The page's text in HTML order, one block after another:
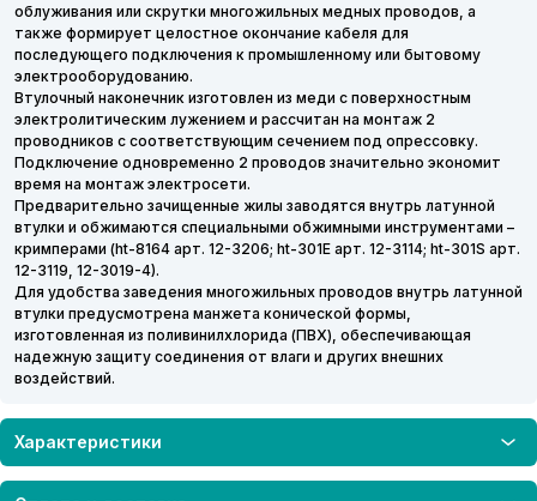
облуживания или скрутки многожильных медных проводов, а
также формирует целостное окончание кабеля для
последующего подключения к промышленному или бытовому
электрооборудованию.
Втулочный наконечник изготовлен из меди с поверхностным
электролитическим лужением и рассчитан на монтаж 2
проводников с соответствующим сечением под опрессовку.
Подключение одновременно 2 проводов значительно экономит
время на монтаж электросети.
Предварительно зачищенные жилы заводятся внутрь латунной
втулки и обжимаются специальными обжимными инструментами –
кримперами (ht-8164 арт. 12-3206; ht-301E арт. 12-3114; ht-301S арт.
12-3119, 12-3019-4).
Для удобства заведения многожильных проводов внутрь латунной
втулки предусмотрена манжета конической формы,
изготовленная из поливинилхлорида (ПВХ), обеспечивающая
надежную защиту соединения от влаги и других внешних
воздействий.
Характеристики